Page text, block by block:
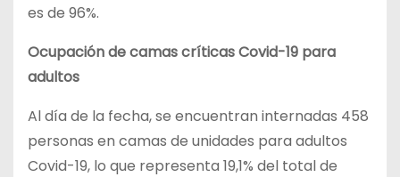
es de 96%.
Ocupación de camas críticas Covid-19 para
adultos
Al día de la fecha, se encuentran internadas 458
personas en camas de unidades para adultos
Covid-19, lo que representa 19,1% del total de